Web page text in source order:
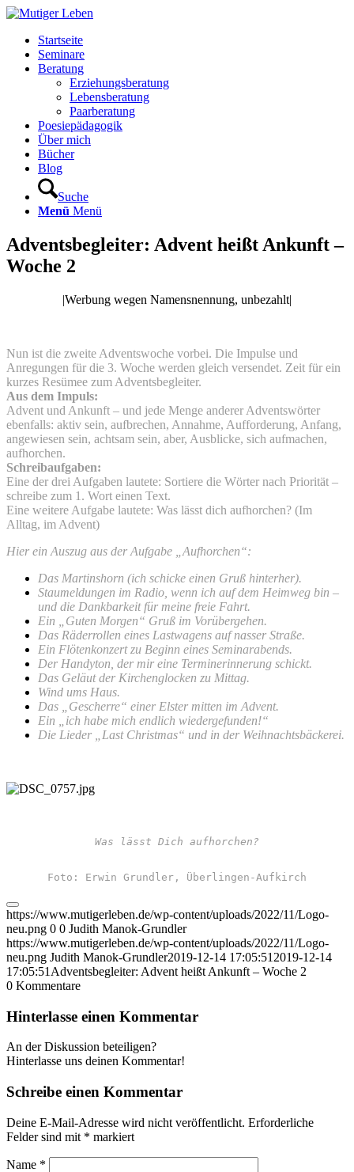
Startseite
Seminare
Beratung
Erziehungsberatung
Lebensberatung
Paarberatung
Poesiepädagogik
Über mich
Bücher
Blog
Suche
Menü Menü
Adventsbegleiter: Advent heißt Ankunft –
Woche 2
|Werbung wegen Namensnennung, unbezahlt|
Nun ist die zweite Adventswoche vorbei. Die Impulse und
Anregungen für die 3. Woche werden gleich versendet. Zeit für ein
kurzes Resümee zum Adventsbegleiter.
Aus dem Impuls:
Advent und Ankunft – und jede Menge anderer Adventswörter
ebenfalls: aktiv sein, aufbrechen, Annahme, Aufforderung, Anfang,
angewiesen sein, achtsam sein, aber, Ausblicke, sich aufmachen,
aufhorchen.
Schreibaufgaben:
Eine der drei Aufgaben lautete: Sortiere die Wörter nach Priorität –
schreibe zum 1. Wort einen Text.
Eine weitere Aufgabe lautete: Was lässt dich aufhorchen? (Im
Alltag, im Advent)
Hier ein Auszug aus der Aufgabe „Aufhorchen“:
Das Martinshorn (ich schicke einen Gruß hinterher).
Staumeldungen im Radio, wenn ich auf dem Heimweg bin –
und die Dankbarkeit für meine freie Fahrt.
Ein „Guten Morgen“ Gruß im Vorübergehen.
Das Räderrollen eines Lastwagens auf nasser Straße.
Ein Flötenkonzert zu Beginn eines Seminarabends.
Der Handyton, der mir eine Terminerinnerung schickt.
Das Geläut der Kirchenglocken zu Mittag.
Wind ums Haus.
Das „Gescherre“ einer Elster mitten im Advent.
Ein „ich habe mich endlich wiedergefunden!“
Die Lieder „Last Christmas“ und in der Weihnachtsbäckerei.
Was lässt Dich aufhorchen?
Foto: Erwin Grundler, Überlingen-Aufkirch
https://www.mutigerleben.de/wp-content/uploads/2022/11/Logo-
neu.png 0 0 Judith Manok-Grundler
https://www.mutigerleben.de/wp-content/uploads/2022/11/Logo-
neu.png Judith Manok-Grundler2019-12-14 17:05:51 2019-12-14
17:05:51 Adventsbegleiter: Advent heißt Ankunft – Woche 2
0 Kommentare
Hinterlasse einen Kommentar
An der Diskussion beteiligen?
Hinterlasse uns deinen Kommentar!
Schreibe einen Kommentar
Deine E-Mail-Adresse wird nicht veröffentlicht. Erforderliche
Felder sind mit * markiert
Name *